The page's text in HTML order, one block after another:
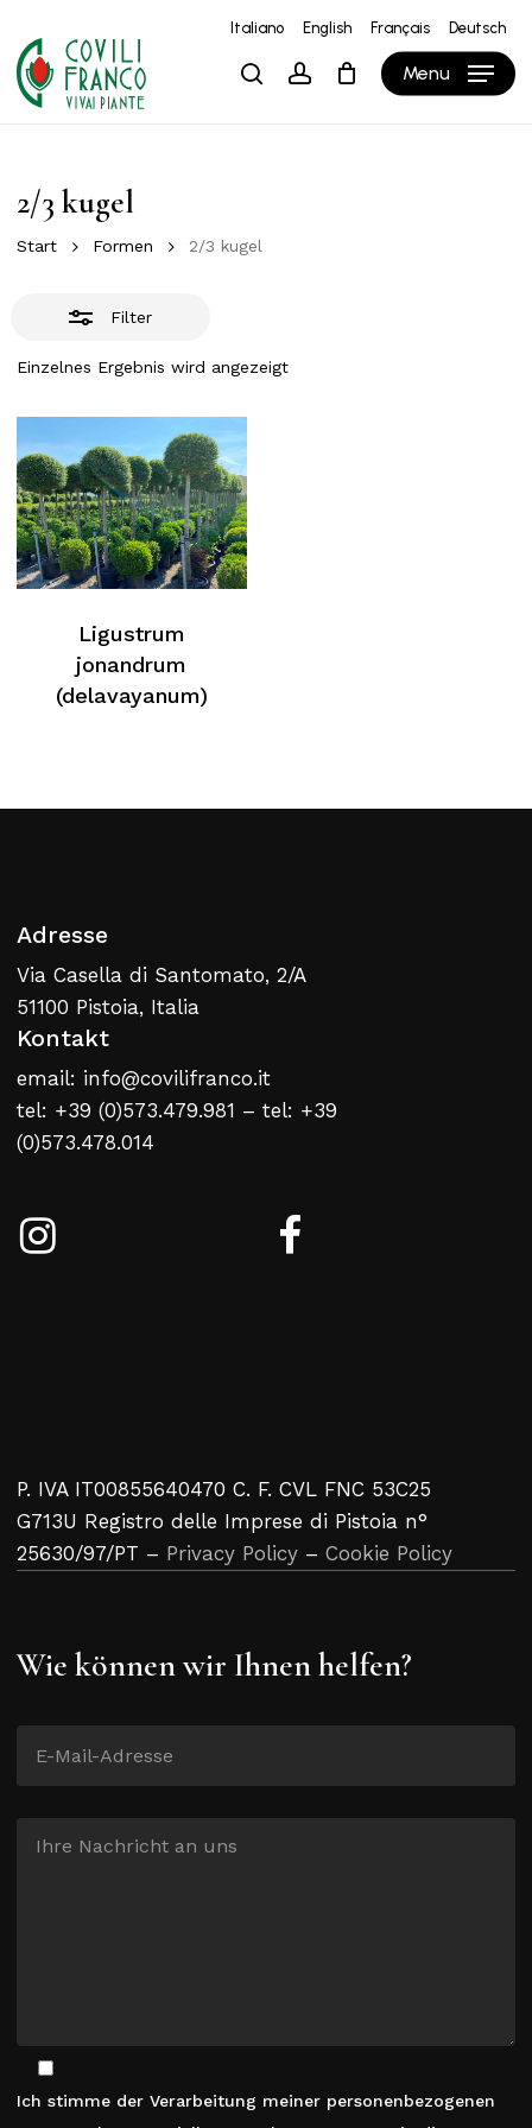
main
content
Italiano English Français Deutsch
searchaccount Menu
Warenkorb Close
Cart
Kein Produkt im Warenkorb
2/3 kugel
Start Formen 2/3 kugel
Filter
Einzelnes Ergebnis wird angezeigt
Close
Filters
Ligustrum
jonandrum
(delavayanum)
Adresse
Via Casella di Santomato, 2/A
51100 Pistoia, Italia
Kontakt
email: info@covilifranco.it
tel: +39 (0)573.479.981 – tel: +39
(0)573.478.014
P. IVA IT00855640470 C. F. CVL FNC 53C25
G713U Registro delle Imprese di Pistoia n°
25630/97/PT – Privacy Policy – Cookie Policy
Wie können wir Ihnen helfen?
Ich stimme der Verarbeitung meiner personenbezogenen